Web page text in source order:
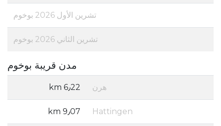
تشرين الأول 2026 بوخوم
تشرين الثاني 2026 بوخوم
مدن قريبة بوخوم
هرن 6٫22 km
Hattingen 9٫07 km